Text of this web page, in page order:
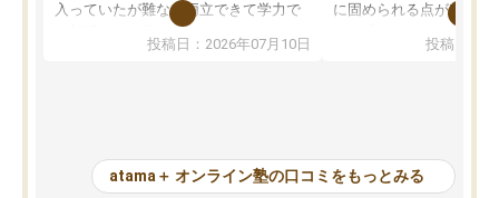
入っていたが難なく両立できて学力で
も部活でも結果を残すことができてよ
かった。また問題演習の際に、自分が
が、自分で自分の管理ができない人に
とっては難しい部分もあるのではない
投稿日：2026年07月10日
に固められる点が魅力で
項目のおかげで、手軽
元数が可視化されるので
しながら意欲的に取り組
投稿日：
atama＋ オンライン塾の口コミをもっとみる